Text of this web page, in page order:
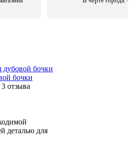
бочки
отзыва
деталью для